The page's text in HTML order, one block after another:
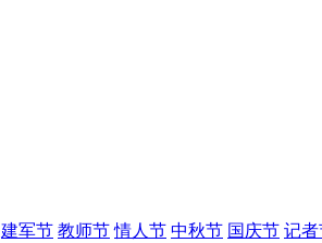
建军节 教师节 情人节 中秋节 国庆节 记者